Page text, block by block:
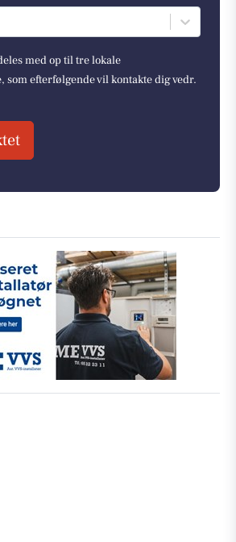
med op til tre lokale
efterfølgende vil kontakte dig vedr.